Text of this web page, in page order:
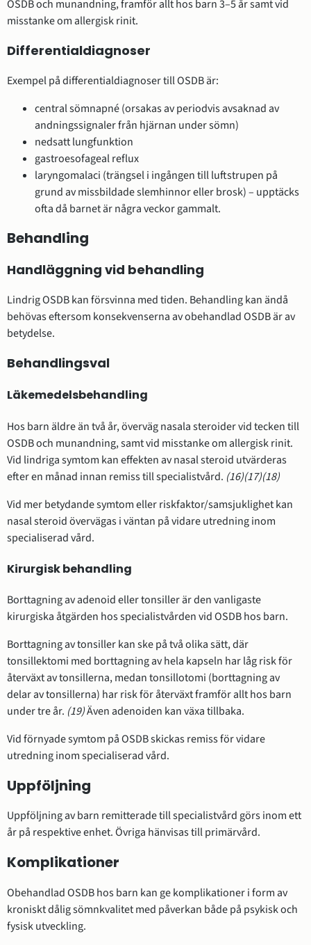
OSDB och munandning, framför allt hos barn 3–5 år samt vid
misstanke om allergisk rinit.
Differentialdiagnoser
Exempel på differentialdiagnoser till OSDB är:
central sömnapné (orsakas av periodvis avsaknad av
andningssignaler från hjärnan under sömn)
nedsatt lungfunktion
gastroesofageal reflux
laryngomalaci (trängsel i ingången till luftstrupen på
grund av missbildade slemhinnor eller brosk) – upptäcks
ofta då barnet är några veckor gammalt.
Behandling
Handläggning vid behandling
Lindrig OSDB kan försvinna med tiden. Behandling kan ändå
behövas eftersom konsekvenserna av obehandlad OSDB är av
betydelse.
Behandlingsval
Läkemedelsbehandling
Hos barn äldre än två år, överväg nasala steroider vid tecken till
OSDB och munandning, samt vid misstanke om allergisk rinit.
Vid lindriga symtom kan effekten av nasal steroid utvärderas
efter en månad innan remiss till specialistvård. (16)(17)(18)
Vid mer betydande symtom eller riskfaktor/samsjuklighet kan
nasal steroid övervägas i väntan på vidare utredning inom
specialiserad vård.
Kirurgisk behandling
Borttagning av adenoid eller tonsiller är den vanligaste
kirurgiska åtgärden hos specialistvården vid OSDB hos barn.
Borttagning av tonsiller kan ske på två olika sätt, där
tonsillektomi med borttagning av hela kapseln har låg risk för
återväxt av tonsillerna, medan tonsillotomi (borttagning av
delar av tonsillerna) har risk för återväxt framför allt hos barn
under tre år. (19)Även adenoiden kan växa tillbaka.
Vid förnyade symtom på OSDB skickas remiss för vidare
utredning inom specialiserad vård.
Uppföljning
Uppföljning av barn remitterade till specialistvård görs inom ett
år på respektive enhet. Övriga hänvisas till primärvård.
Komplikationer
Obehandlad OSDB hos barn kan ge komplikationer i form av
kroniskt dålig sömnkvalitet med påverkan både på psykisk och
fysisk utveckling.